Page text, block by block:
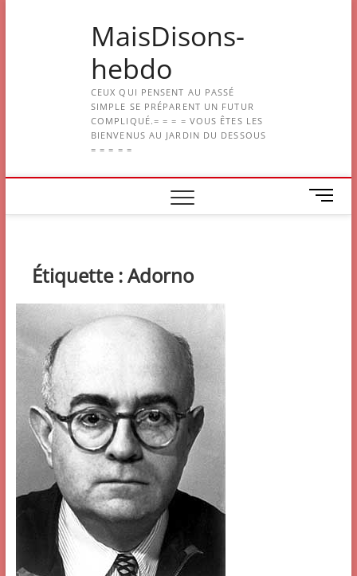
MaisDisons-
hebdo
CEUX QUI PENSENT AU PASSÉ
SIMPLE SE PRÉPARENT UN FUTUR
COMPLIQUÉ.= = = = VOUS ÊTES LES
BIENVENUS AU JARDIN DU DESSOUS
= = = = =
M
e
Étiquette :Adorno